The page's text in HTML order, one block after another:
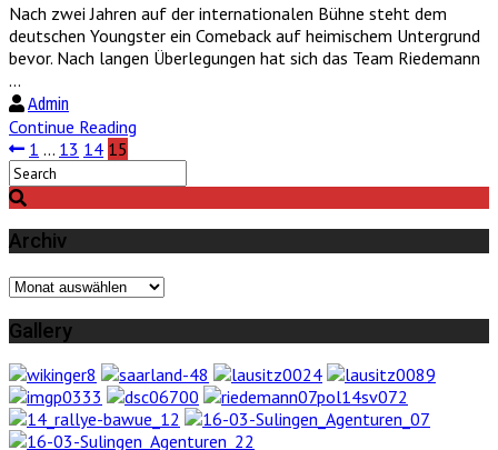
Nach zwei Jahren auf der internationalen Bühne steht dem
deutschen Youngster ein Comeback auf heimischem Untergrund
bevor. Nach langen Überlegungen hat sich das Team Riedemann
...
Admin
Continue Reading
1 … 13 14 15
Archiv
Archiv
Gallery